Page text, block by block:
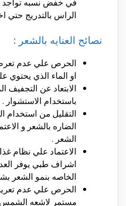
الراس بالتدريج حتي
نصائح العنايه بالشعر :
الحرص علي عدم تعرض
او الماء الذي يحتوي
الابتعاد عن التجفيف
باستخدام الاستشوار .
التقليل من استخدام
الضاره بالشعر و
الشعر .
الاعتماد علي نظام
اشراف طبي يوفر
الخاصه بنمو الشعر
الحرص علي عدم
مستمر لاشعه الشمس